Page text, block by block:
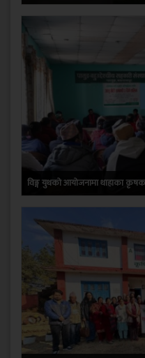
विङ्ग युथको आयोजनामा थाहाका